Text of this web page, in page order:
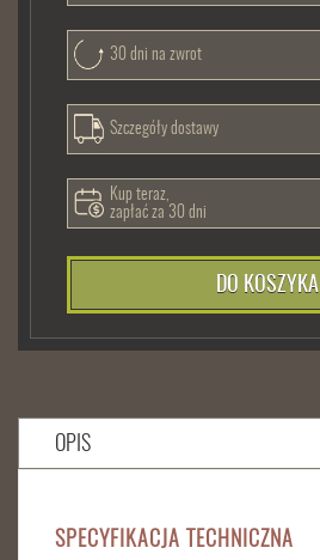
30 dni na zwrot
Szczegóły dostawy
Kup teraz,
zapłać za 30 dni
DO KOSZYKA
OPIS
SPECYFIKACJA TECHNICZNA